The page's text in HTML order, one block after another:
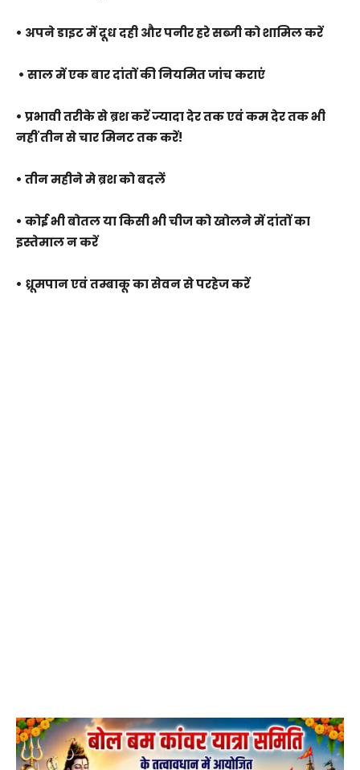
• अपने डाइट में दूध दही और पनीर हरे सब्जी को शामिल करें
• साल में एक बार दांतों की नियमित जांच कराएं
• प्रभावी तरीके से ब्रश करें ज्यादा देर तक एवं कम देर तक भी
नहीं तीन से चार मिनट तक करें!
• तीन महीने मे ब्रश को बदलें
• कोई भी बोतल या किसी भी चीज को खोलने में दांतों का
इस्तेमाल न करें
• ध्रूमपान एवं तम्बाकू का सेवन से परहेज करें